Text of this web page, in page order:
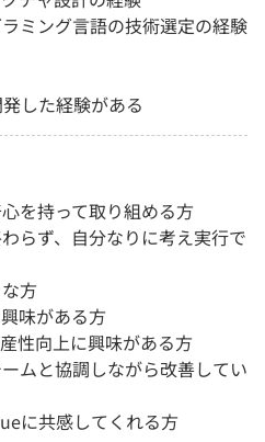
ミング言語の技術選定の経験
した経験がある
を持って取り組める方
らず、自分なりに考え実行で
方
味がある方
性向上に興味がある方
ムと協調しながら改善してい
に共感してくれる方